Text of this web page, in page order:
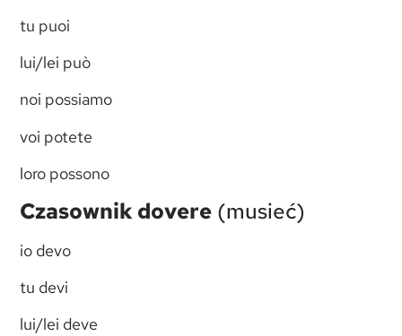
tu puoi
lui/lei può
noi possiamo
voi potete
loro possono
Czasownik dovere (musieć)
io devo
tu devi
lui/lei deve